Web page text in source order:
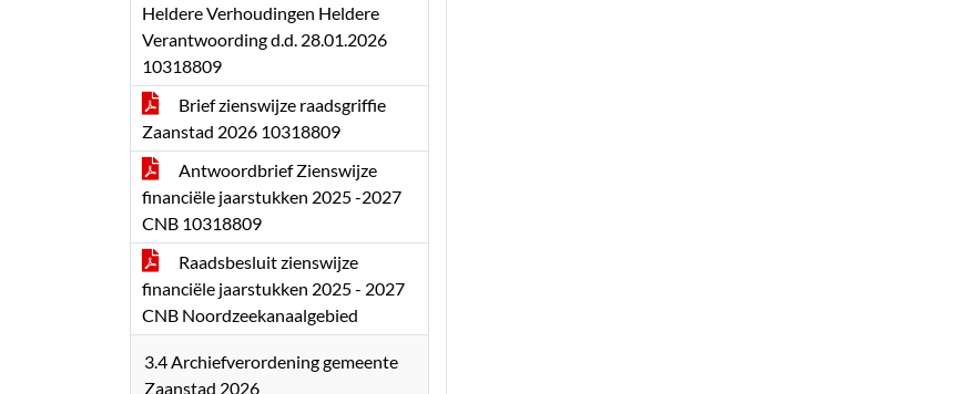
Heldere Verhoudingen Heldere
Verantwoording d.d. 28.01.2026
10318809
Brief zienswijze raadsgriffie
Zaanstad 2026 10318809
Antwoordbrief Zienswijze
financiële jaarstukken 2025 -2027
CNB 10318809
Raadsbesluit zienswijze
financiële jaarstukken 2025 - 2027
CNB Noordzeekanaalgebied
3.4 Archiefverordening gemeente
Zaanstad 2026